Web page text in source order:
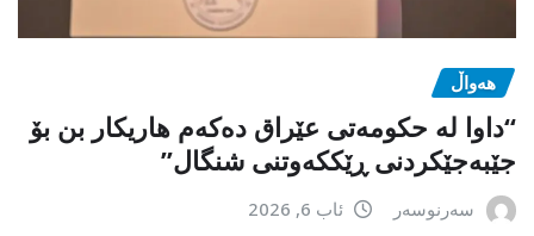
هەواڵ
“داوا لە حكومەتی عێراق دەكەم هاریكار بن بۆ
جێبەجێكردنی ڕێككەوتنی شنگال”
سەرنوسەر ئاب 6, 2026